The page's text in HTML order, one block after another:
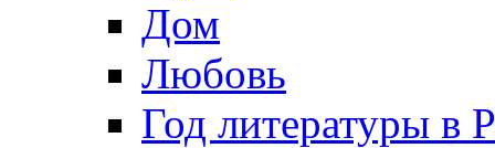
Дом
Любовь
Год литературы в